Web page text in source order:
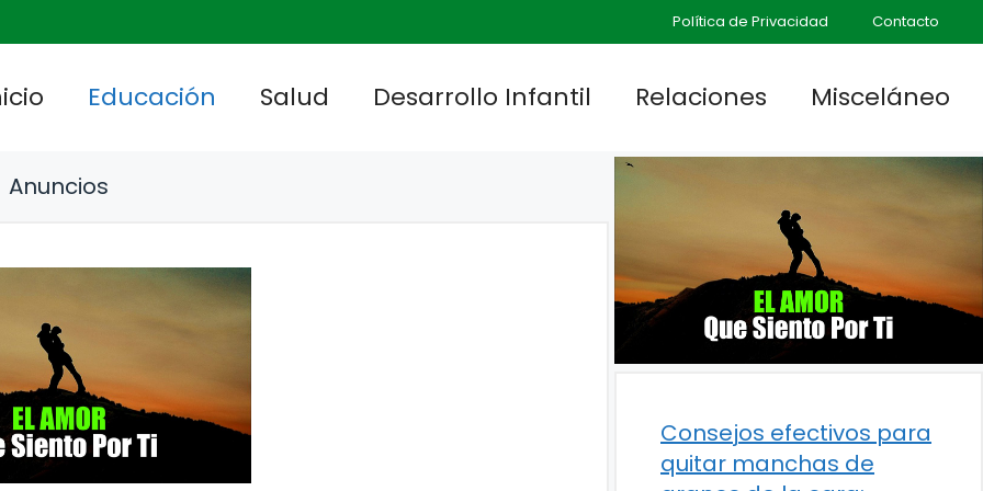
Política de Privacidad Contacto
Educación Salud Desarrollo Infantil Relaciones Misceláneo
Anuncios
Consejos efectivos para
quitar manchas de